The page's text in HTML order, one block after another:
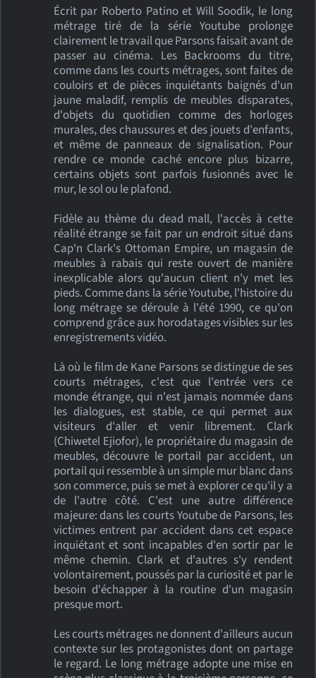
Écrit par Roberto Patino et Will Soodik, le long
métrage tiré de la série Youtube prolonge
clairement le travail que Parsons faisait avant de
passer au cinéma. Les Backrooms du titre,
comme dans les courts métrages, sont faites de
couloirs et de pièces inquiétants baignés d'un
jaune maladif, remplis de meubles disparates,
d'objets du quotidien comme des horloges
murales, des chaussures et des jouets d'enfants,
et même de panneaux de signalisation. Pour
rendre ce monde caché encore plus bizarre,
certains objets sont parfois fusionnés avec le
mur, le sol ou le plafond.
Fidèle au thème du dead mall, l'accès à cette
réalité étrange se fait par un endroit situé dans
Cap'n Clark's Ottoman Empire, un magasin de
meubles à rabais qui reste ouvert de manière
inexplicable alors qu'aucun client n'y met les
pieds. Comme dans la série Youtube, l'histoire du
long métrage se déroule à l'été 1990, ce qu'on
comprend grâce aux horodatages visibles sur les
enregistrements vidéo.
Là où le film de Kane Parsons se distingue de ses
courts métrages, c'est que l'entrée vers ce
monde étrange, qui n'est jamais nommée dans
les dialogues, est stable, ce qui permet aux
visiteurs d'aller et venir librement. Clark
(Chiwetel Ejiofor), le propriétaire du magasin de
meubles, découvre le portail par accident, un
portail qui ressemble à un simple mur blanc dans
son commerce, puis se met à explorer ce qu'il y a
de l'autre côté. C'est une autre différence
majeure: dans les courts Youtube de Parsons, les
victimes entrent par accident dans cet espace
inquiétant et sont incapables d'en sortir par le
même chemin. Clark et d'autres s'y rendent
volontairement, poussés par la curiosité et par le
besoin d'échapper à la routine d'un magasin
presque mort.
Les courts métrages ne donnent d'ailleurs aucun
contexte sur les protagonistes dont on partage
le regard. Le long métrage adopte une mise en